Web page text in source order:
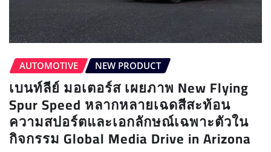
AUTOMOTIVE NEW PRODUCT
เบนท์ลีย์ มอเตอร์ส เผยภาพ New Flying
Spur Speed หลากหลายเฉดสีสะท้อน
ความสปอร์ตและเอกลักษณ์เฉพาะตัวใน
กิจกรรม Global Media Drive in Arizona